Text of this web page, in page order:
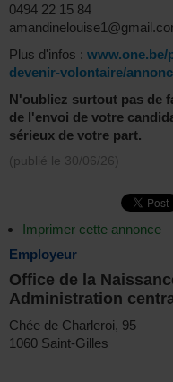
0494 22 15 84
Plus d'infos :
devenir-volontaire/
N'oubliez surtout pas de
de l'envoi de votre
sérieux de votre part.
(publié le 30/06/26
Imprimer cette annonce
Employeur
Office de la
Administration
Chée de Charleroi, 95
1060 Saint-Gilles